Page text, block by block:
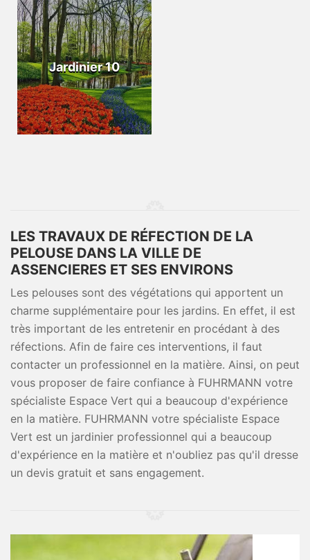
Jardinier 10
LES TRAVAUX DE RÉFECTION DE LA
PELOUSE DANS LA VILLE DE
ASSENCIERES ET SES ENVIRONS
Les pelouses sont des végétations qui apportent un
charme supplémentaire pour les jardins. En effet, il est
très important de les entretenir en procédant à des
réfections. Afin de faire ces interventions, il faut
contacter un professionnel en la matière. Ainsi, on peut
vous proposer de faire confiance à FUHRMANN votre
spécialiste Espace Vert qui a beaucoup d'expérience
en la matière. FUHRMANN votre spécialiste Espace
Vert est un jardinier professionnel qui a beaucoup
d'expérience en la matière et n'oubliez pas qu'il dresse
un devis gratuit et sans engagement.